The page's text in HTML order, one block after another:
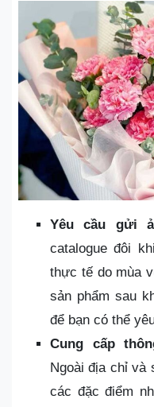
Yêu cầu gửi
catalogue đôi
thực tế do mùa
sản phẩm sau
để bạn có thể
Cung cấp
Ngoài địa chỉ và
các đặc điểm